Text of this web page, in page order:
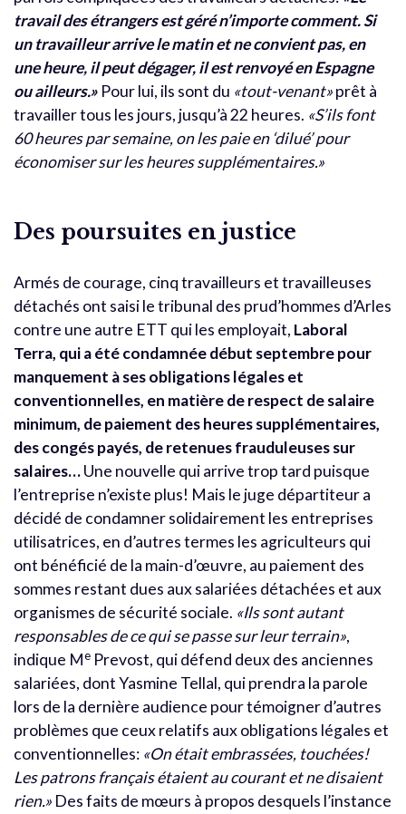
travail des étrangers est géré n’importe comment. Si
un travailleur arrive le matin et ne convient pas, en
une heure, il peut dégager, il est renvoyé en Espagne
ou ailleurs.» Pour lui, ils sont du «tout-venant»prêt à
travailler tous les jours, jusqu’à 22 heures. «S’ils font
60 heures par semaine, on les paie en ‘dilué’ pour
économiser sur les heures supplémentaires.»
Des poursuites en justice
Armés de courage, cinq travailleurs et travailleuses
détachés ont saisi le tribunal des prud’hommes d’Arles
contre une autre ETT qui les employait, Laboral
Terra, qui a été condamnée début septembre pour
manquement à ses obligations légales et
conventionnelles, en matière de respect de salaire
minimum, de paiement des heures supplémentaires,
des congés payés, de retenues frauduleuses sur
salaires…Une nouvelle qui arrive trop tard puisque
l’entreprise n’existe plus! Mais le juge départiteur a
décidé de condamner solidairement les entreprises
utilisatrices, en d’autres termes les agriculteurs qui
ont bénéficié de la main-d’œuvre, au paiement des
sommes restant dues aux salariées détachées et aux
organismes de sécurité sociale. «Ils sont autant
responsables de ce qui se passe sur leur terrain»,
indique Me Prevost, qui défend deux des anciennes
salariées, dont Yasmine Tellal, qui prendra la parole
lors de la dernière audience pour témoigner d’autres
problèmes que ceux relatifs aux obligations légales et
conventionnelles: «On était embrassées, touchées!
Les patrons français étaient au courant et ne disaient
rien.» Des faits de mœurs à propos desquels l’instance